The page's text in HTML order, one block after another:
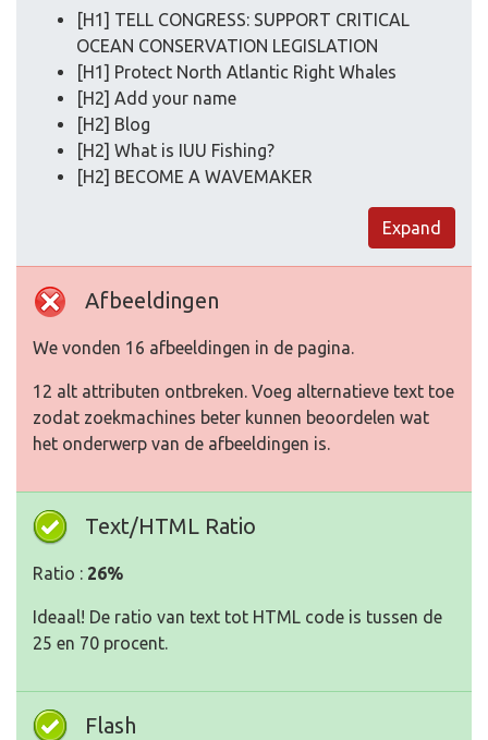
[H1] TELL CONGRESS: SUPPORT CRITICAL
OCEAN CONSERVATION LEGISLATION
[H1] Protect North Atlantic Right Whales
[H2] Add your name
[H2] Blog
[H2] What is IUU Fishing?
[H2] BECOME A WAVEMAKER
Expand
Afbeeldingen
We vonden 16 afbeeldingen in de pagina.
12 alt attributen ontbreken. Voeg alternatieve text toe
zodat zoekmachines beter kunnen beoordelen wat
het onderwerp van de afbeeldingen is.
Text/HTML Ratio
Ratio : 26%
Ideaal! De ratio van text tot HTML code is tussen de
25 en 70 procent.
Flash